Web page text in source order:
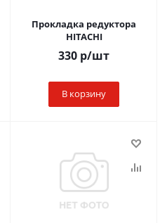
Прокладка редуктора
HITACHI
330 р/шт
В корзину